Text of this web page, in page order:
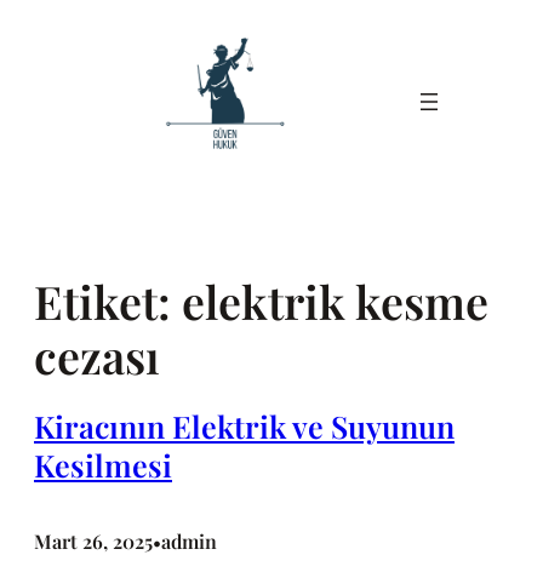
Etiket: elektrik kesme
cezası
Kiracının Elektrik ve Suyunun
Kesilmesi
Mart 26, 2025•admin